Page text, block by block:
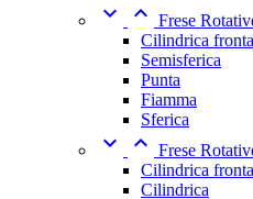
  Frese
Cilindrica
Semisferica
Punta
Fiamma
Sferica
  Frese
Cilindrica
Cilindrica